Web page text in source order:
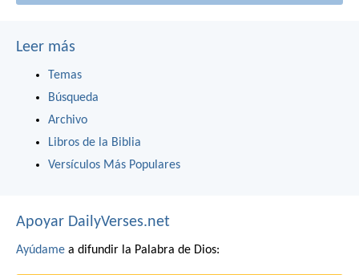
Leer más
Temas
Búsqueda
Archivo
Libros de la Biblia
Versículos Más Populares
Apoyar DailyVerses.net
Ayúdame a difundir la Palabra de Dios: